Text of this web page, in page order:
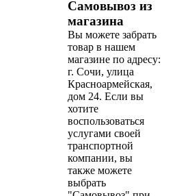
Самовывоз из
магазина
Вы можете забрать
товар в нашем
магазине по адресу:
г. Сочи, улица
Красноармейская,
дом 24. Если вы
хотите
воспользоваться
услугами своей
транспортной
компании, вы
также можете
выбрать